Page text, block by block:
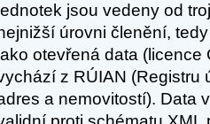
jsou vedeny od
úrovni členění,
otevřená data (licence
z RÚIAN (Registru
a nemovitostí). Data